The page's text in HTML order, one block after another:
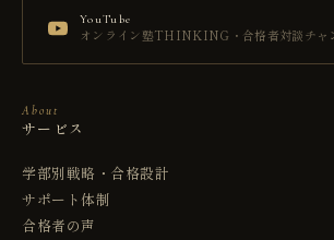
YouTube
オンライン塾THINKING・合格者対談チャ
About
サービス
学部別戦略・合格設計
サポート体制
合格者の声